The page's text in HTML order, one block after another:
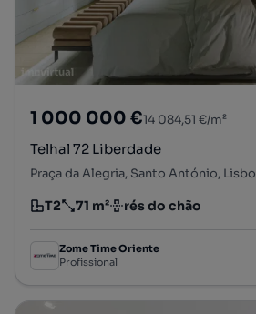
1 000 000 €14 084,51 €/m²
Telhal 72 Liberdade
Praça da Alegria, Santo António,
Tipologia
T2
Preço por metro quadrado
71 m²
Andar rés do chão
Zome Time Oriente
Profissional